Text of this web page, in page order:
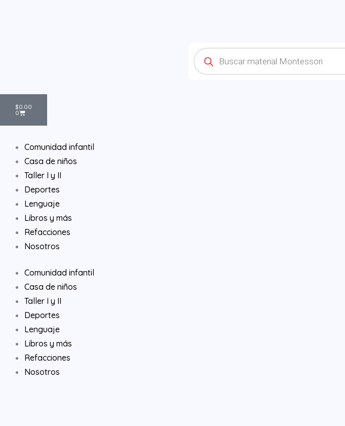
Products
search
$0.00
0
Cart
Comunidad infantil
Casa de niños
Taller I y II
Deportes
Lenguaje
Libros y más
Refacciones
Nosotros
Comunidad infantil
Casa de niños
Taller I y II
Deportes
Lenguaje
Libros y más
Refacciones
Nosotros